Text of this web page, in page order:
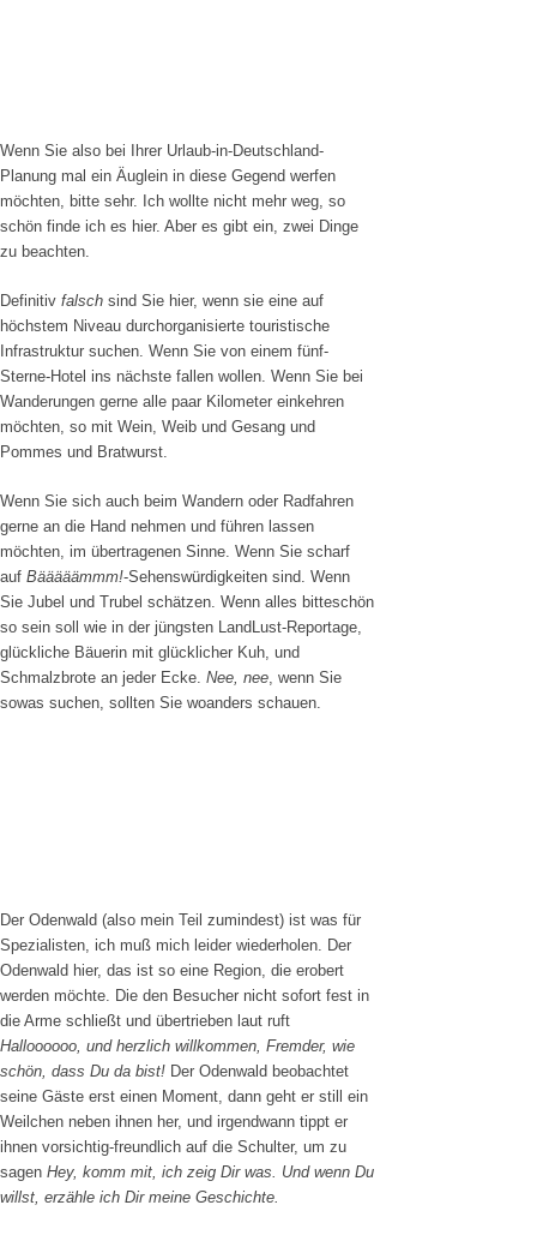
Wenn Sie also bei Ihrer Urlaub-in-Deutschland-
Planung mal ein Äuglein in diese Gegend werfen
möchten, bitte sehr. Ich wollte nicht mehr weg, so
schön finde ich es hier. Aber es gibt ein, zwei Dinge
zu beachten.
Definitiv falsch sind Sie hier, wenn sie eine auf
höchstem Niveau durchorganisierte touristische
Infrastruktur suchen. Wenn Sie von einem fünf-
Sterne-Hotel ins nächste fallen wollen. Wenn Sie bei
Wanderungen gerne alle paar Kilometer einkehren
möchten, so mit Wein, Weib und Gesang und
Pommes und Bratwurst.
Wenn Sie sich auch beim Wandern oder Radfahren
gerne an die Hand nehmen und führen lassen
möchten, im übertragenen Sinne. Wenn Sie scharf
auf Bääääämmm!-Sehenswürdigkeiten sind. Wenn
Sie Jubel und Trubel schätzen. Wenn alles bitteschön
so sein soll wie in der jüngsten LandLust-Reportage,
glückliche Bäuerin mit glücklicher Kuh, und
Schmalzbrote an jeder Ecke. Nee, nee, wenn Sie
sowas suchen, sollten Sie woanders schauen.
Der Odenwald (also mein Teil zumindest) ist was für
Spezialisten, ich muß mich leider wiederholen. Der
Odenwald hier, das ist so eine Region, die erobert
werden möchte. Die den Besucher nicht sofort fest in
die Arme schließt und übertrieben laut ruft
Halloooooo, und herzlich willkommen, Fremder, wie
schön, dass Du da bist! Der Odenwald beobachtet
seine Gäste erst einen Moment, dann geht er still ein
Weilchen neben ihnen her, und irgendwann tippt er
ihnen vorsichtig-freundlich auf die Schulter, um zu
sagen Hey, komm mit, ich zeig Dir was. Und wenn Du
willst, erzähle ich Dir meine Geschichte.